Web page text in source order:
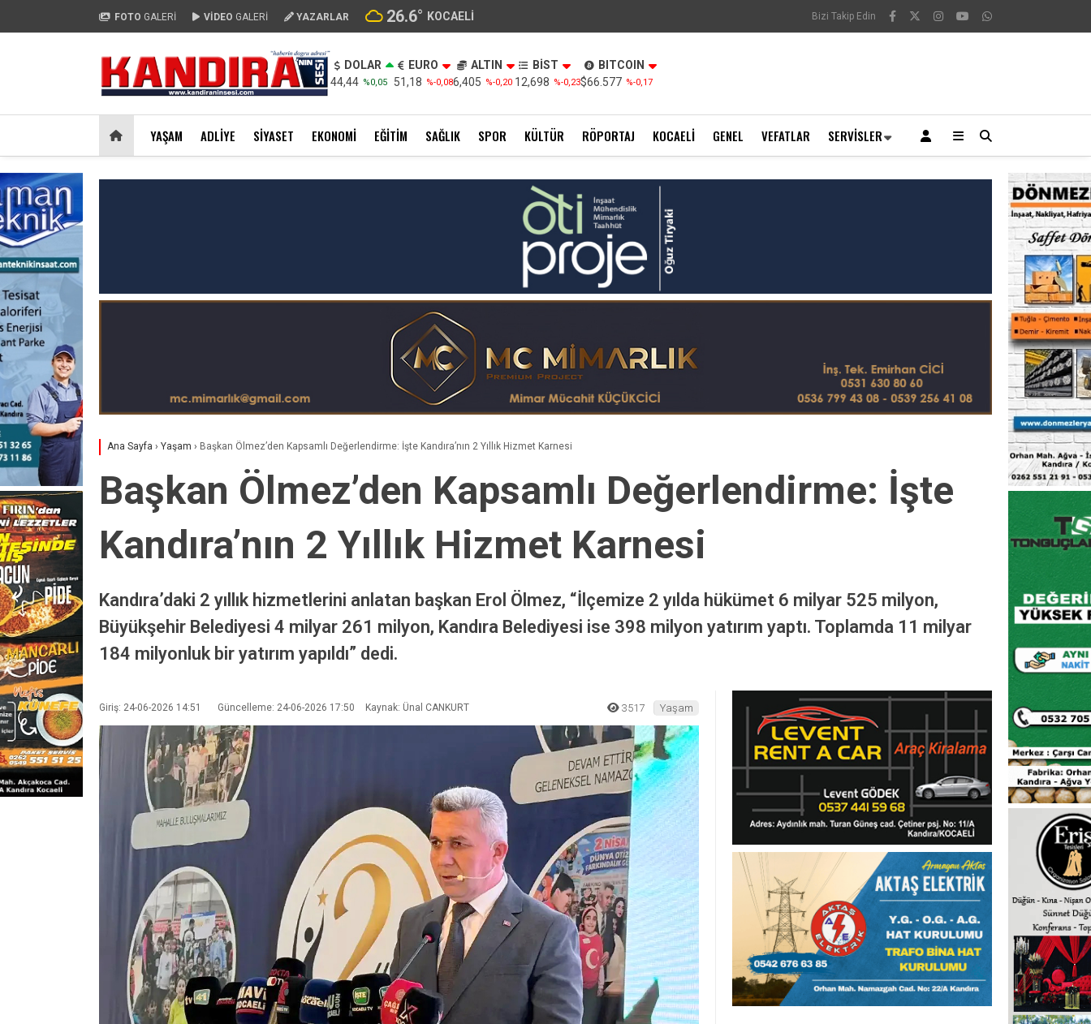
FOTO GALERİ VİDEO GALERİ YAZARLAR 26.6° KOCAELI Bizi Takip Edin
DOLAR
44,44 %0,05
EURO
51,18 %-0,08
ALTIN
6,405 %-0,20
BİST
12,698 %-0,23
BITCOIN
$66.577 %-0,17
YAŞAM ADLIYE SIYASET EKONOMI EĞITIM SAĞLIK SPOR KÜLTÜR RÖPORTAJ KOCAELI GENEL VEFATLAR SERVISLER
Ana Sayfa › Yaşam › Başkan Ölmez’den Kapsamlı Değerlendirme: İşte Kandıra’nın 2 Yıllık Hizmet Karnesi
Başkan Ölmez’den Kapsamlı Değerlendirme: İşte
Kandıra’nın 2 Yıllık Hizmet Karnesi
Kandıra’daki 2 yıllık hizmetlerini anlatan başkan Erol Ölmez, “İlçemize 2 yılda hükümet 6 milyar 525 milyon,
Büyükşehir Belediyesi 4 milyar 261 milyon, Kandıra Belediyesi ise 398 milyon yatırım yaptı. Toplamda 11 milyar
184 milyonluk bir yatırım yapıldı” dedi.
Giriş: 24-06-2026 14:51 Güncelleme: 24-06-2026 17:50 Kaynak: Ünal CANKURT 3517 Yaşam